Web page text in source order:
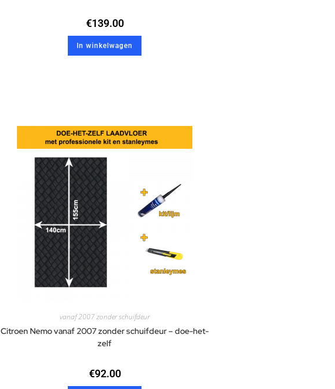
€139.00
In winkelwagen
vanaf 2007 zonder schuifdeur
Citroen Nemo vanaf 2007 zonder schuifdeur – doe-het-
zelf
€92.00